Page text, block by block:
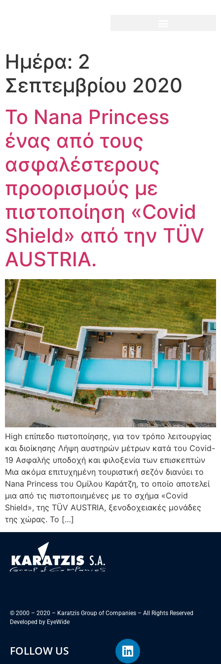
Ημέρα: 2
Σεπτεμβρίου 2020
Το Nana Princess
ένας από τους
ασφαλέστερους
προορισμούς με
πιστοποίηση «Covid
Shield» από την TÜV
AUSTRIA.
High επίπεδο πιστοποίησης, για τον τρόπο λειτουργίας
και διοίκησης Λήψη αυστηρών μέτρων κατά του Covid-
19 Ασφαλής υποδοχή και φιλοξενία των επισκεπτών
Μια ακόμα επιτυχημένη τουριστική σεζόν διανύει το
Nana Princess του Ομίλου Καράτζη, το οποίο αποτελεί
μια από τις πιστοποιημένες με το σχήμα «Covid
Shield», της TÜV AUSTRIA, ξενοδοχειακές μονάδες
της χώρας. Το […]
© 2000 – 2020 – Karatzis Group of Companies – All Rights Reserved
Developed by EyeWide
FOLLOW US